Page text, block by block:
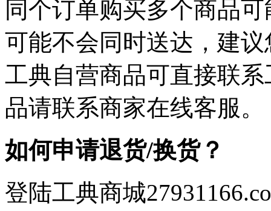
同个订单购买多个商品
可能不会同时送达，建
工典自营商品可直接联
品请联系商家在线客服。
如何申请退货/换货？
登陆工典商城